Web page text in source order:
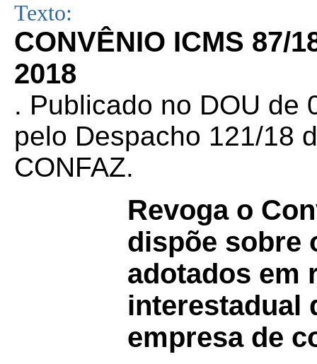
Texto:
CONVÊNIO ICMS 87/
2018
. Publicado no DOU de
pelo Despacho 121/18
CONFAZ.
Revoga o
dispõe sobre
adotados em
interestadual
empresa de